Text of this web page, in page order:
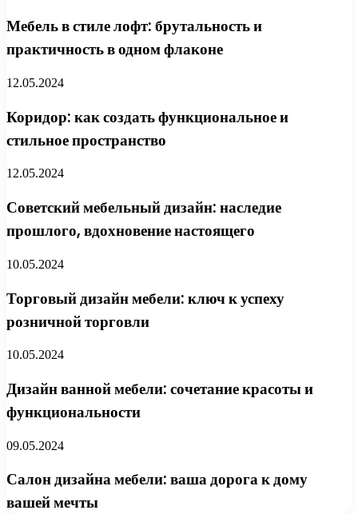
Мебель в стиле лофт: брутальность и
практичность в одном флаконе
12.05.2024
Коридор: как создать функциональное и
стильное пространство
12.05.2024
Советский мебельный дизайн: наследие
прошлого, вдохновение настоящего
10.05.2024
Торговый дизайн мебели: ключ к успеху
розничной торговли
10.05.2024
Дизайн ванной мебели: сочетание красоты и
функциональности
09.05.2024
Салон дизайна мебели: ваша дорога к дому
вашей мечты